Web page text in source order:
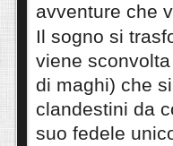
avventure che
Il sogno si
viene sconvolta
di maghi) che
clandestini da
suo fedele